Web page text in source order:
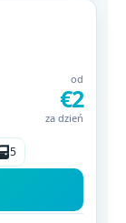
od
€2
za dzień
5